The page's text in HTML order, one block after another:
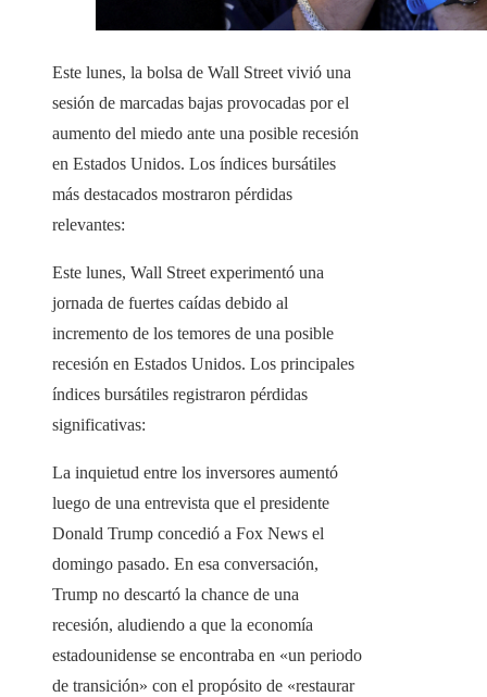
Este lunes, la bolsa de Wall Street vivió una
sesión de marcadas bajas provocadas por el
aumento del miedo ante una posible recesión
en Estados Unidos. Los índices bursátiles
más destacados mostraron pérdidas
relevantes:
​Este lunes, Wall Street experimentó una
jornada de fuertes caídas debido al
incremento de los temores de una posible
recesión en Estados Unidos. Los principales
índices bursátiles registraron pérdidas
significativas:
La inquietud entre los inversores aumentó
luego de una entrevista que el presidente
Donald Trump concedió a Fox News el
domingo pasado. En esa conversación,
Trump no descartó la chance de una
recesión, aludiendo a que la economía
estadounidense se encontraba en «un periodo
de transición» con el propósito de «restaurar